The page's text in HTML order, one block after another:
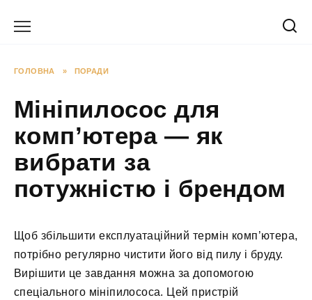
ГОЛОВНА » ПОРАДИ
Мініпилосос для
комп’ютера — як
вибрати за
потужністю і брендом
Щоб збільшити експлуатаційний термін комп’ютера,
потрібно регулярно чистити його від пилу і бруду.
Вирішити це завдання можна за допомогою
спеціального мініпилососа. Цей пристрій